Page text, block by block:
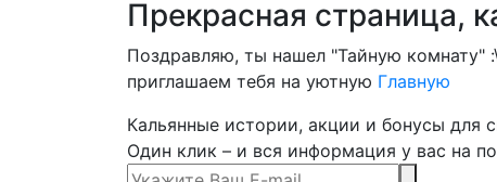
Прекрасная страница,
Поздравляю, ты нашел "Тайную комнату"
приглашаем тебя на уютную Главную
Кальянные истории, акции и бонусы для
Один клик – и вся информация у вас на